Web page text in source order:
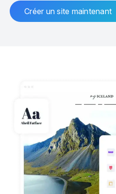
Créer un site maintenant